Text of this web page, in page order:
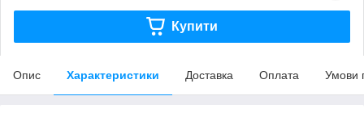
Купити
Опис Характеристики Доставка Оплата Умови